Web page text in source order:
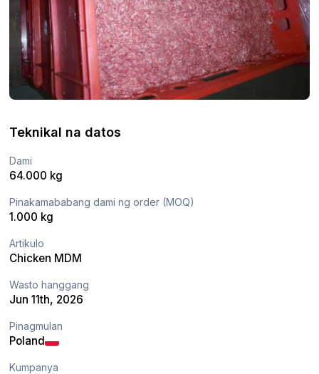
Teknikal na datos
Dami
64.000 kg
Pinakamababang dami ng order (MOQ)
1.000 kg
Artikulo
Chicken MDM
Wasto hanggang
Jun 11th, 2026
Pinagmulan
Poland
Kumpanya